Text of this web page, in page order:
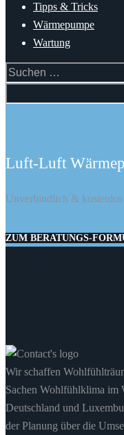
Tipps & Tricks
Wärmepumpe
Wartung
Suchen
nach:
Luft-Luft
Unverbindlich & kostenlos
ZUM BERATUNGS-
Wir schaffen
Sachen Wohlfühlklima im
Deutschland und
der Planung über die